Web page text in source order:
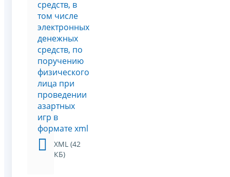
средств, в
том числе
электронных
денежных
средств, по
поручению
физического
лица при
проведении
азартных
игр в
формате xml
XML (42
КБ)